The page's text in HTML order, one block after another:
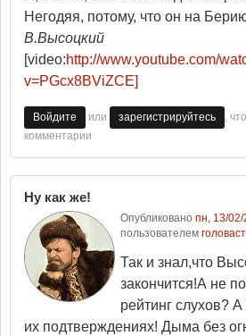
Негодяя, потому, что он на
В.Высоцкий
[video:http://www.youtube.com/
v=PGcx8BViZCE]
Войдите или зарегистрируйтесь
,
комментарии
Ну как же!
Опубликовано пн, 13/
пользователем
Так и знал,что
закончится!А не
рейтинг слухов?
их подтверждениях! Дыма без